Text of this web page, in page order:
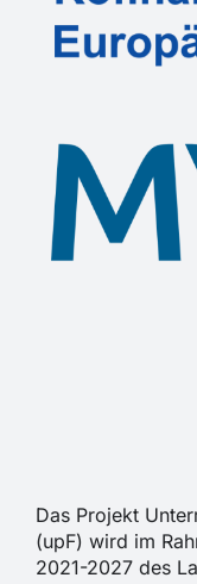
Das Projekt
(upF) wird im
2021-2027 des